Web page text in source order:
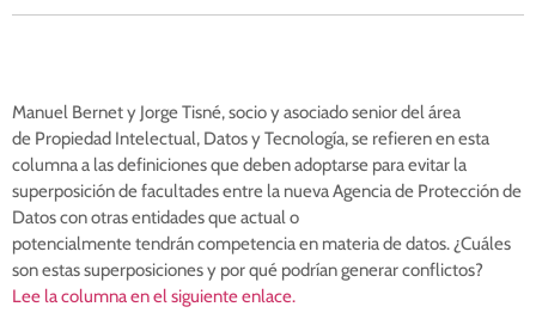
Manuel Bernet y Jorge Tisné, socio y asociado senior del área
de Propiedad Intelectual, Datos y Tecnología, se refieren en esta
columna a las definiciones que deben adoptarse para evitar la
superposición de facultades entre la nueva Agencia de Protección de
Datos con otras entidades que actual o
potencialmente tendrán competencia en materia de datos. ¿Cuáles
son estas superposiciones y por qué podrían generar conflictos?
Lee la columna en el siguiente enlace.